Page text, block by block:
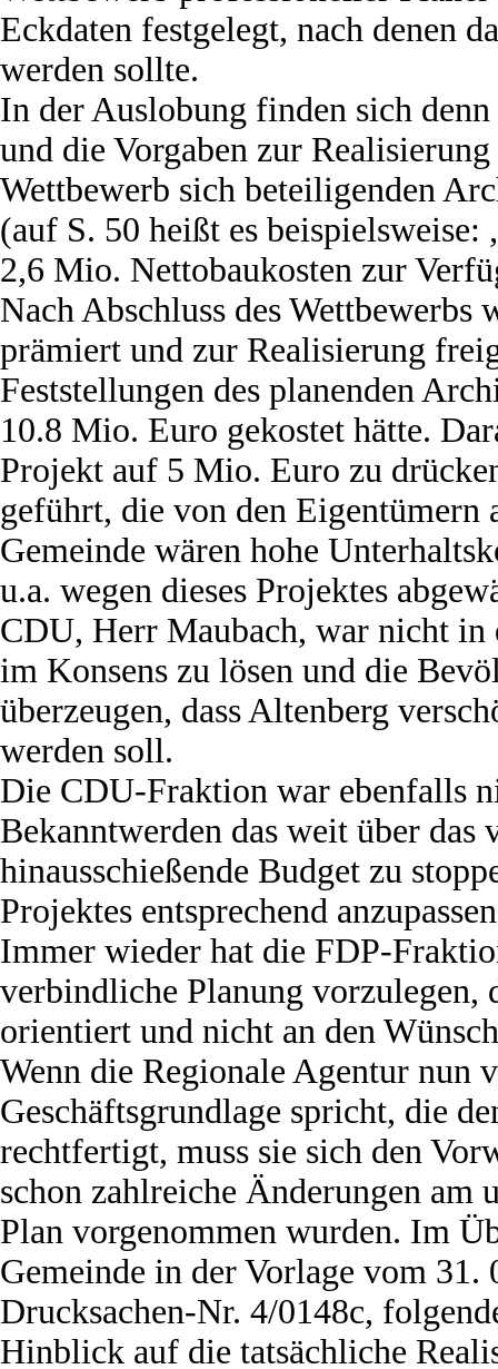
Eckdaten festgelegt, nach denen
werden sollte.
In der Auslobung finden sich
und die Vorgaben zur
Wettbewerb sich beteiligenden
(auf S. 50 heißt es beispielsweise:
2,6 Mio. Nettobaukosten zur
Nach Abschluss des Wettbewerbs
prämiert und zur Realisierung
Feststellungen des planenden
10.8 Mio. Euro gekostet hätte.
Projekt auf 5 Mio. Euro zu
geführt, die von den Eigentümern
Gemeinde wären hohe
u.a. wegen dieses Projektes
CDU, Herr Maubach, war nicht
im Konsens zu lösen und die
überzeugen, dass Altenberg
werden soll.
Die CDU-Fraktion war ebenfalls
Bekanntwerden das weit über das
hinausschießende Budget zu
Projektes entsprechend
Immer wieder hat die FDP-
verbindliche Planung vorzulegen,
orientiert und nicht an den
Wenn die Regionale Agentur nun
Geschäftsgrundlage spricht, die
rechtfertigt, muss sie sich den
schon zahlreiche Änderungen am
Plan vorgenommen wurden. Im
Gemeinde in der Vorlage vom 31.
Drucksachen-Nr. 4/0148c,
Hinblick auf die tatsächliche